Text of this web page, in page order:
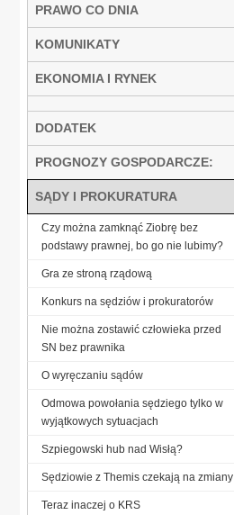
PRAWO CO DNIA
KOMUNIKATY
EKONOMIA I RYNEK
DODATEK
PROGNOZY GOSPODARCZE:
SĄDY I PROKURATURA
Czy można zamknąć Ziobrę bez
podstawy prawnej, bo go nie lubimy?
Gra ze stroną rządową
Konkurs na sędziów i prokuratorów
Nie można zostawić człowieka przed
SN bez prawnika
O wyręczaniu sądów
Odmowa powołania sędziego tylko w
wyjątkowych sytuacjach
Szpiegowski hub nad Wisłą?
Sędziowie z Themis czekają na zmiany
Teraz inaczej o KRS